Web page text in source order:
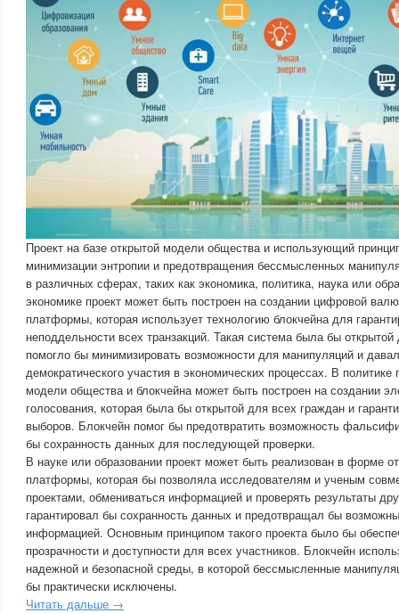
Проект на базе открытой модели общества и использующий
минимизации энтропии и предотвращения бессмысленных
в различных сферах, таких как экономика, политика, наука или
экономике проект может быть построен на создании цифровой
платформы, которая использует технологию блокчейна для
неподдельности всех транзакций. Такая система была бы
помогло бы минимизировать возможности для манипуляций и
демократического участия в экономических процессах. В политике
модели общества и блокчейна может быть построен на создании
голосования, которая была бы открытой для всех граждан и
выборов. Блокчейн помог бы предотвратить возможность
бы сохранность данных для последующей проверки.
В науке или образовании проект может быть реализован в форме
платформы, которая бы позволяла исследователям и ученым
проектами, обмениваться информацией и проверять результаты
гарантировал бы сохранность данных и предотвращал бы
информацией. Основным принципом такого проекта было бы
прозрачности и доступности для всех участников. Блокчейн
надежной и безопасной среды, в которой бессмысленные
бы практически исключены.
Читать дальше →